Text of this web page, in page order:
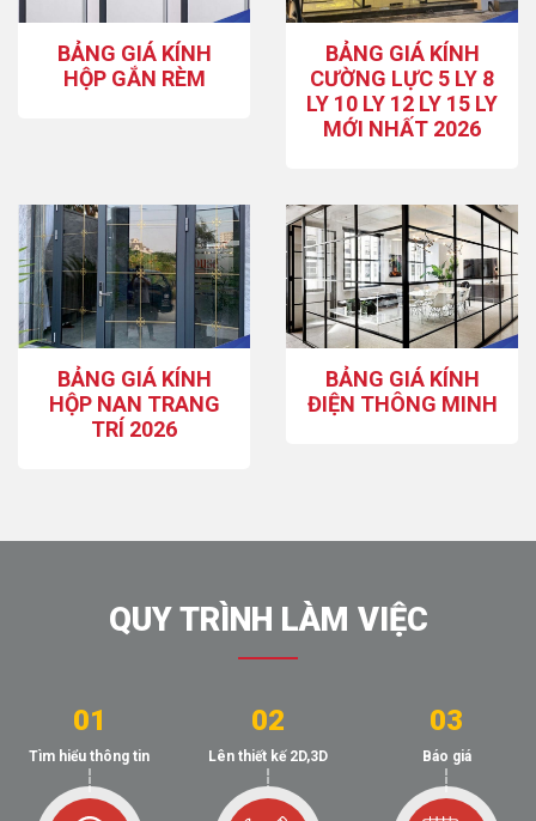
BẢNG GIÁ KÍNH
HỘP GẮN RÈM
BẢNG GIÁ KÍNH
CƯỜNG LỰC 5 LY 8
LY 10 LY 12 LY 15 LY
MỚI NHẤT 2026
BẢNG GIÁ KÍNH
HỘP NAN TRANG
TRÍ 2026
BẢNG GIÁ KÍNH
ĐIỆN THÔNG MINH
QUY TRÌNH LÀM VIỆC
01
Tìm hiểu thông tin
02
Lên thiết kế 2D,3D
03
Báo giá